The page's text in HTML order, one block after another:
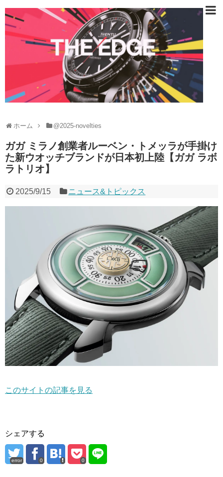
ホーム @2025-novelties
ガガ ミラノ創業者ルーベン・トメッラが手掛け
た新ウオッチブランドが日本初上陸【ガガ ラボ
ラトリオ】
2025/9/15 ニュース&トピックス
このサイトの記事を見る
シェアする
error 0 0